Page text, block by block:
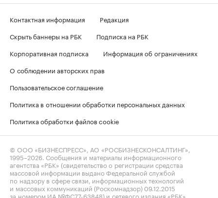
Контактная информация
Редакция
Скрыть баннеры на РБК
Подписка на РБК
Корпоративная подписка
Информация об ограничениях
О соблюдении авторских прав
Пользовательское соглашение
Политика в отношении обработки персональных данных
Политика обработки файлов cookie
© ООО «БИЗНЕСПРЕСС», АО «РОСБИЗНЕСКОНСАЛТИНГ»,
1995–2026. Сообщения и материалы информационного
агентства «РБК» (свидетельство о регистрации средства
массовой информации выдано Федеральной службой
по надзору в сфере связи, информационных технологий
и массовых коммуникаций (Роскомнадзор) 09.12.2015
за номером ИА №ФС77-63848) и сетевого издания «РБК»